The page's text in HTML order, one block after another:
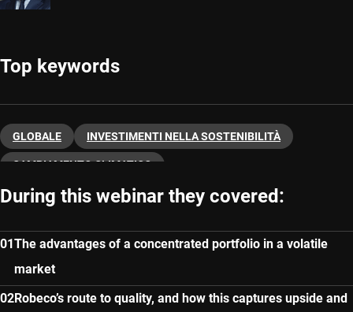
Top keywords
GLOBALE INVESTIMENTI NELLA SOSTENIBILITÀ
CAMBIAMENTO CLIMATICO
During this webinar they covered:
The advantages of a concentrated portfolio in a volatile
market
Robeco’s route to quality, and how this captures upside and